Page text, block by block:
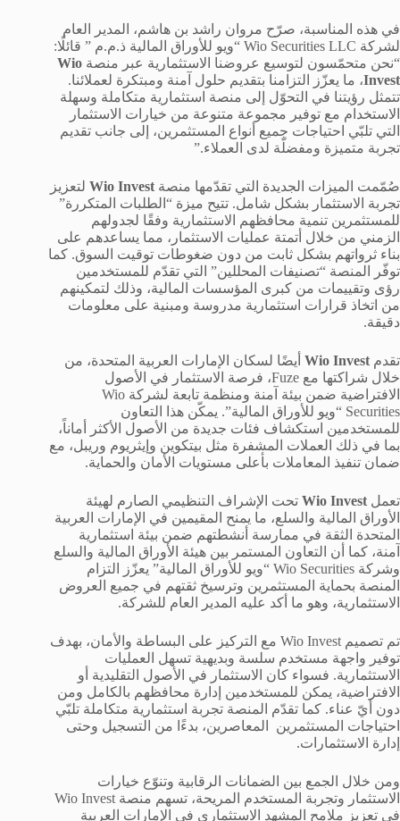
في هذه المناسبة، صرّح مروان راشد بن هاشم، المدير العام
لشركة Wio Securities LLC “ويو للأوراق المالية ذ.م.م ” قائلًا:
“نحن متحمّسون لتوسيع عروضنا الاستثمارية عبر منصة Wio
Invest، ما يعزّز التزامنا بتقديم حلول آمنة ومبتكرة لعملائنا.
تتمثل رؤيتنا في التحوّل إلى منصة استثمارية متكاملة وسهلة
الاستخدام مع توفير مجموعة متنوعة من خيارات الاستثمار
التي تلبّي احتياجات جميع أنواع المستثمرين، إلى جانب تقديم
تجربة متميزة ومفضلّة لدى العملاء.”
صُمّمت الميزات الجديدة التي تقدّمها منصة Wio Invest لتعزيز
تجربة الاستثمار بشكل شامل. تتيح ميزة “الطلبات المتكررة”
للمستثمرين تنمية محافظهم الاستثمارية وفقًا لجدولهم
الزمني من خلال أتمتة عمليات الاستثمار، مما يساعدهم على
بناء ثرواتهم بشكل ثابت من دون ضغوطات توقيت السوق. كما
توفّر المنصة “تصنيفات المحللين” التي تقدّم للمستخدمين
رؤى وتقييمات من كبرى المؤسسات المالية، وذلك لتمكينهم
من اتخاذ قرارات استثمارية مدروسة ومبنية على معلومات
دقيقة.
تقدم Wio Invest أيضًا لسكان الإمارات العربية المتحدة، من
خلال شراكتها مع Fuze، فرصة الاستثمار في الأصول
الافتراضية ضمن بيئة آمنة ومنظمة تابعة لشركة Wio
Securities “ويو للأوراق المالية”. يمكّن هذا التعاون
للمستخدمين استكشاف فئات جديدة من الأصول الأكثر أماناً،
بما في ذلك العملات المشفرة مثل بيتكوين وإيثريوم وريبل، مع
ضمان تنفيذ المعاملات بأعلى مستويات الأمان والحماية.
تعمل Wio Invest تحت الإشراف التنظيمي الصارم لهيئة
الأوراق المالية والسلع، ما يمنح المقيمين في الإمارات العربية
المتحدة الثقة في ممارسة أنشطتهم ضمن بيئة استثمارية
آمنة، كما أن التعاون المستمر بين هيئة الأوراق المالية والسلع
وشركة Wio Securities “ويو للأوراق المالية” يعزّز التزام
المنصة بحماية المستثمرين وترسيخ ثقتهم في جميع العروض
الاستثمارية، وهو ما أكد عليه المدير العام للشركة.
تم تصميم Wio Invest مع التركيز على البساطة والأمان، بهدف
توفير واجهة مستخدم سلسة وبديهية تسهل العمليات
الاستثمارية. فسواء كان الاستثمار في الأصول التقليدية أو
الافتراضية، يمكن للمستخدمين إدارة محافظهم بالكامل ومن
دون أيّ عناء. كما تقدّم المنصة تجربة استثمارية متكاملة تلبّي
احتياجات المستثمرين المعاصرين، بدءًا من التسجيل وحتى
إدارة الاستثمارات.
ومن خلال الجمع بين الضمانات الرقابية وتنوّع خيارات
الاستثمار وتجربة المستخدم المريحة، تسهم منصة Wio Invest
في تعزيز ملامح المشهد الاستثماري في الإمارات العربية